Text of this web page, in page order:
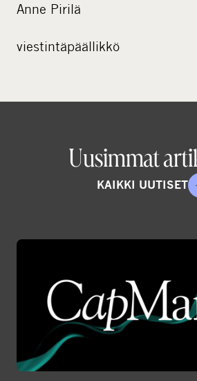
Anne Pirilä
viestintäpäällikkö
Uusimmat
KAIKKI UUTISET